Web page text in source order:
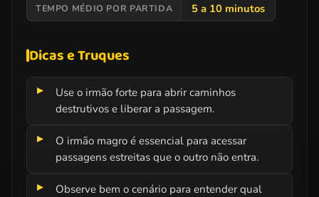
TEMPO MÉDIO POR PARTIDA 5 a 10 minutos
Dicas e Truques
Use o irmão forte para abrir caminhos
destrutivos e liberar a passagem.
O irmão magro é essencial para acessar
passagens estreitas que o outro não entra.
Observe bem o cenário para entender qual